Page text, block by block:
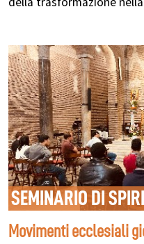
SEMINARIO DI
Movimenti ecclesiali